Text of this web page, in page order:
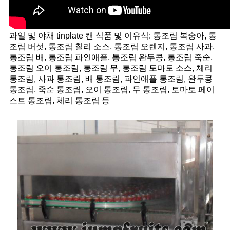
과일 및 야채 tinplate 캔 식품 및 이유식: 통조림 복숭아, 통
조림 버섯, 통조림 칠리 소스, 통조림 오렌지, 통조림 사과,
통조림 배, 통조림 파인애플, 통조림 완두콩, 통조림 죽순,
통조림 오이 통조림, 통조림 무, 통조림 토마토 소스, 체리
통조림, 사과 통조림, 배 통조림, 파인애플 통조림, 완두콩
통조림, 죽순 통조림, 오이 통조림, 무 통조림, 토마토 페이
스트 통조림, 체리 통조림 등